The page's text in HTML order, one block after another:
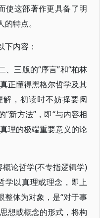
使这部著作更具备了明
特点。
下内容：
、三版的“序言”和“柏林
正懂得黑格尔哲学及其
，初读时不妨择要阅
新方法”，即“与内容相
理的极端重要意义的论
概论哲学(不专指逻辑学)
学以真理或理念，即上
整体为对象，是“对于事
想或概念的形式，将构